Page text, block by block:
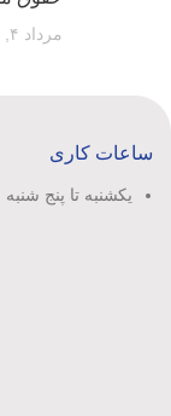
مرداد ۴, ۱۴۰۵
ساعات کاری
یکشنبه تا پنج شنبه از